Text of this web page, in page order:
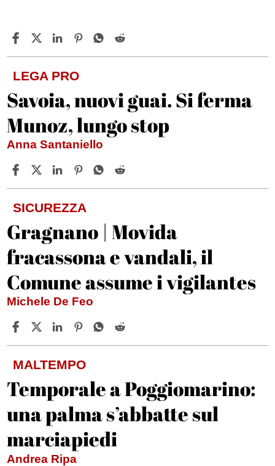
LEGA PRO
Savoia, nuovi guai. Si ferma
Munoz, lungo stop
Anna Santaniello
SICUREZZA
Gragnano | Movida
fracassona e vandali, il
Comune assume i vigilantes
Michele De Feo
MALTEMPO
Temporale a Poggiomarino:
una palma s’abbatte sul
marciapiedi
Andrea Ripa